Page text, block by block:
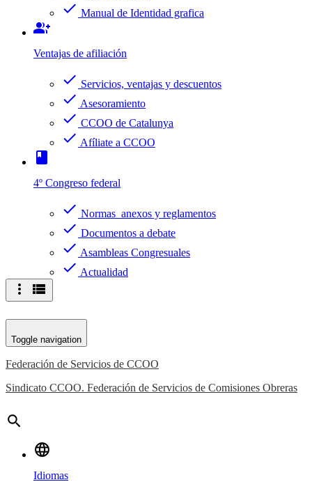
check Manual de Identidad grafica
group_add
Ventajas de afiliación
check Servicios, ventajas y descuentos
check Asesoramiento
check CCOO de Catalunya
check Afíliate a CCOO
book
4º Congreso federal
check Normas anexos y reglamentos
check Documentos a debate
check Asambleas Congresuales
check Actualidad
more_vert view_list
Toggle navigation
Federación de Servicios de CCOO
Sindicato CCOO. Federación de Servicios de Comisiones Obreras
search
language
Idiomas